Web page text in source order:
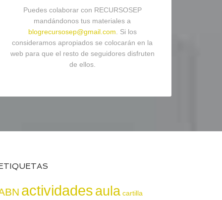
Puedes colaborar con RECURSOSEP
mandándonos tus materiales a
blogrecursosep@gmail.com . Si los
consideramos apropiados se colocarán en la
web para que el resto de seguidores disfruten
de ellos.
actividadesaula cartilla